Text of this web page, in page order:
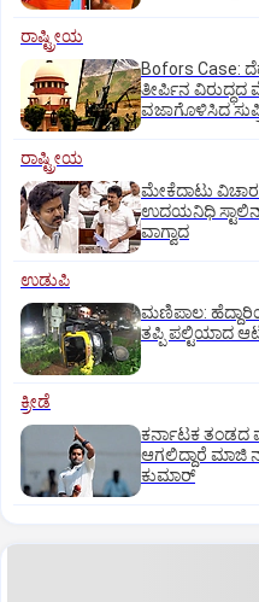
ರಾಷ್ಟ್ರೀಯ
Bofors Case:
ತೀರ್ಪಿನ ವಿರುದ್ಧದ
ವಜಾಗೊಳಿಸಿದ
ರಾಷ್ಟ್ರೀಯ
ಮೇಕೆದಾಟು
ಉದಯನಿಧಿ
ವಾಗ್ವಾದ
ಉಡುಪಿ
ಮಣಿಪಾಲ:
ತಪ್ಪಿ ಪಲ್ಟಿಯಾದ
ಕ್ರೀಡೆ
ಕರ್ನಾಟಕ
ಆಗಲಿದ್ದಾರೆ
ಕುಮಾರ್